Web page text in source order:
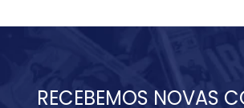
RECEBEMOS NOVAS